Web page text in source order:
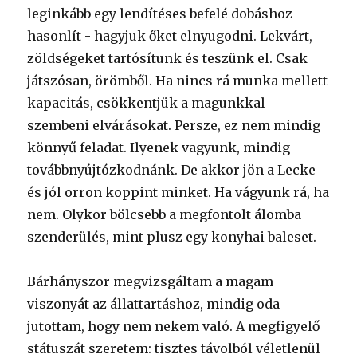
leginkább egy lendítéses befelé dobáshoz
hasonlít - hagyjuk őket elnyugodni. Lekvárt,
zöldségeket tartósítunk és teszünk el. Csak
játszósan, örömből. Ha nincs rá munka mellett
kapacitás, csökkentjük a magunkkal
szembeni elvárásokat. Persze, ez nem mindig
könnyű feladat. Ilyenek vagyunk, mindig
továbbnyújtózkodnánk. De akkor jön a Lecke
és jól orron koppint minket. Ha vágyunk rá, ha
nem. Olykor bölcsebb a megfontolt álomba
szenderülés, mint plusz egy konyhai baleset.
Bárhányszor megvizsgáltam a magam
viszonyát az állattartáshoz, mindig oda
jutottam, hogy nem nekem való. A megfigyelő
státuszát szeretem: tisztes távolból véletlenül